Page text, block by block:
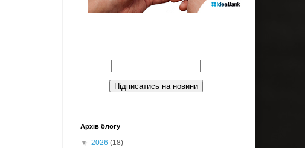
Архів блогу
▼ 2026 (18)